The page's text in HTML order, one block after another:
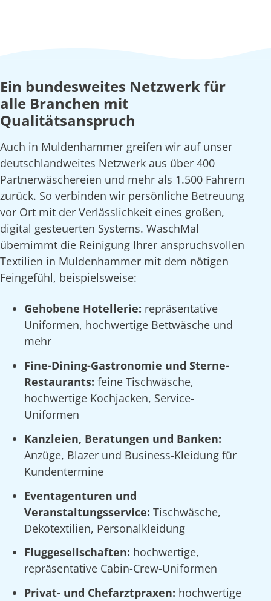
Ein bundesweites Netzwerk für
alle Branchen mit
Qualitätsanspruch
Auch in Muldenhammer greifen wir auf unser
deutschlandweites Netzwerk aus über 400
Partnerwäschereien und mehr als 1.500 Fahrern
zurück. So verbinden wir persönliche Betreuung
vor Ort mit der Verlässlichkeit eines großen,
digital gesteuerten Systems. WaschMal
übernimmt die Reinigung Ihrer anspruchsvollen
Textilien in Muldenhammer mit dem nötigen
Feingefühl, beispielsweise:
Gehobene Hotellerie: repräsentative
Uniformen, hochwertige Bettwäsche und
mehr
Fine-Dining-Gastronomie und Sterne-
Restaurants: feine Tischwäsche,
hochwertige Kochjacken, Service-
Uniformen
Kanzleien, Beratungen und Banken:
Anzüge, Blazer und Business-Kleidung für
Kundentermine
Eventagenturen und
Veranstaltungsservice: Tischwäsche,
Dekotextilien, Personalkleidung
Fluggesellschaften: hochwertige,
repräsentative Cabin-Crew-Uniformen
Privat- und Chefarztpraxen: hochwertige